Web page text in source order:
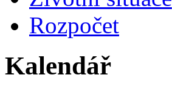
Rozpočet
Kalendář